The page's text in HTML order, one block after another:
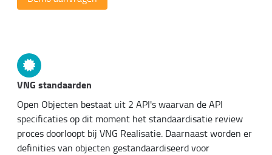
VNG standaarden
Open Objecten bestaat uit 2 API's waarvan de API
specificaties op dit moment het standaardisatie review
proces doorloopt bij VNG Realisatie. Daarnaast worden er
definities van objecten gestandaardiseerd voor